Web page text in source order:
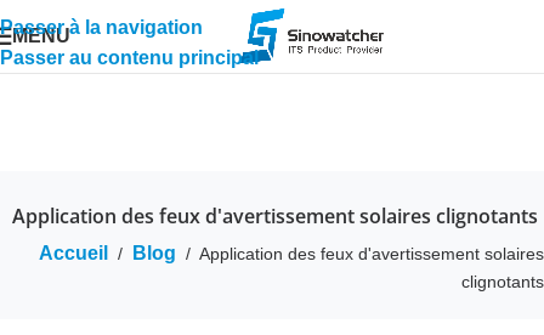
Passer à la navigation
Passer au contenu principal
MENU
Application des feux d'avertissement solaires clignotants
Accueil / Blog / Application des feux d'avertissement solaires
clignotants